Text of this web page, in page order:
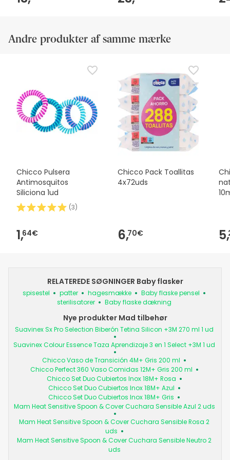
Andre produkter af samme mærke
Chicco Pulsera
Antimosquitos
Siliciona 1ud
(3)
1,64€
Chicco Pack Toallitas
4x72uds
6,70€ 5,
RELATEREDE SØGNINGER Baby flasker
spisestel patter hagesmække
Baby flaske pensel
sterilisatorer
Baby flaske dækning
Nye produkter Mad tilbehør
Suavinex Sx Pro Selection Biberón Tetina Silicon +3M 270 ml 1 ud
Suavinex Colour Essence Taza Aprendizaje 3 en 1 Select +3M 1 ud
Chicco Vaso de Transición 4M+ Gris 200 ml
Chicco Perfect 360 Vaso Comidas 12M+ Gris 200 ml
Chicco Set Duo Cubiertos Inox 18M+ Rosa
Chicco Set Duo Cubiertos Inox 18M+ Azul
Chicco Set Duo Cubiertos Inox 18M+ Gris
Mam Heat Sensitive Spoon & Cover Cuchara Sensible Azul 2 uds
Mam Heat Sensitive Spoon & Cover Cuchara Sensible Rosa 2
uds
Mam Heat Sensitive Spoon & Cover Cuchara Sensible Neutro 2
uds